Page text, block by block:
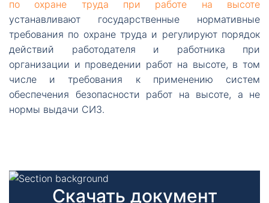
по охране труда при работе на высоте
устанавливают государственные нормативные
требования по охране труда и регулируют порядок
действий работодателя и работника при
организации и проведении работ на высоте, в том
числе и требования к применению систем
обеспечения безопасности работ на высоте, а не
нормы выдачи СИЗ.
Скачать документ